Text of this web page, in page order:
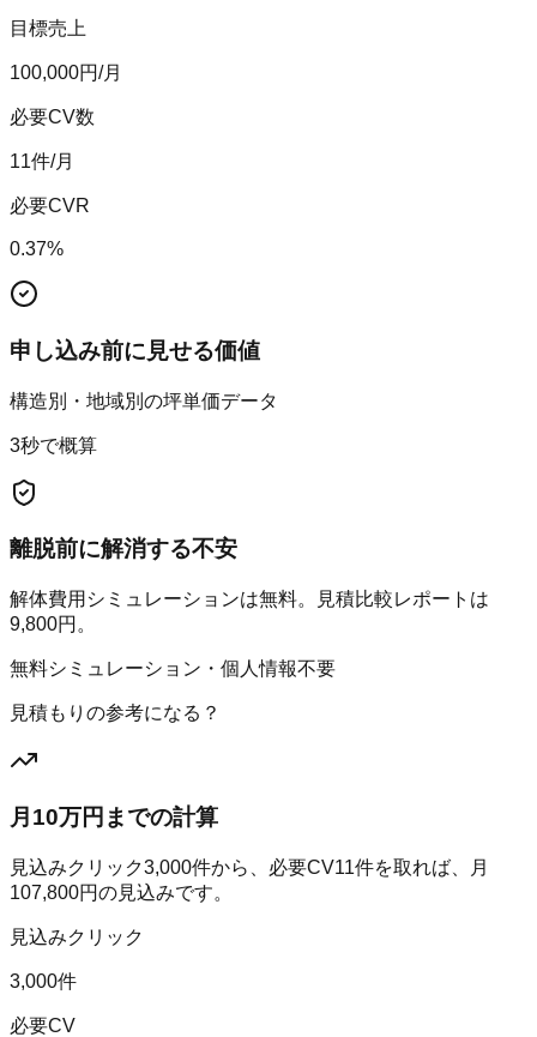
目標売上
100,000円/月
必要CV数
11件/月
必要CVR
0.37%
申し込み前に見せる価値
構造別・地域別の坪単価データ
3秒で概算
離脱前に解消する不安
解体費用シミュレーションは無料。見積比較レポートは
9,800円。
無料シミュレーション・個人情報不要
見積もりの参考になる？
月10万円までの計算
見込みクリック3,000件から、必要CV11件を取れば、月
107,800円の見込みです。
見込みクリック
3,000件
必要CV